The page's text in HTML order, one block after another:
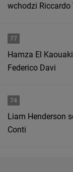
wchodzi Riccardo
77
Hamza El
Federico Davi
74
Liam Henderson
Conti